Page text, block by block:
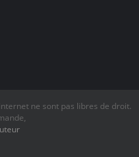
ne sont pas libres de droit.